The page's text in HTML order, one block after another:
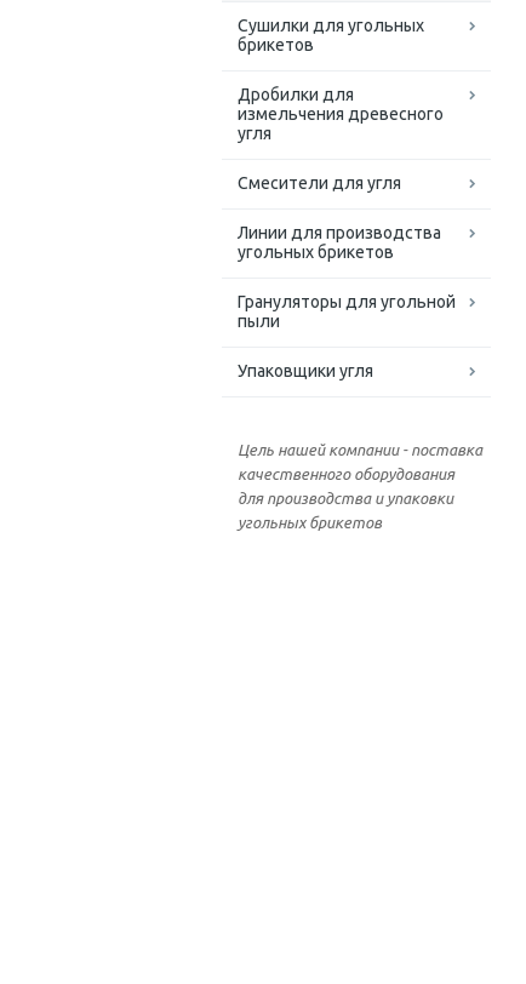
Сушилки для угольных
брикетов
Дробилки для
измельчения древесного
угля
Смесители для угля
Линии для производства
угольных брикетов
Грануляторы для угольной
пыли
Упаковщики угля
Цель нашей компании - поставка
качественного оборудования
для производства и упаковки
угольных брикетов